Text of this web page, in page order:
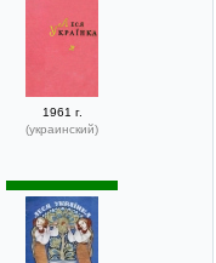
1961 г.
(украинский)